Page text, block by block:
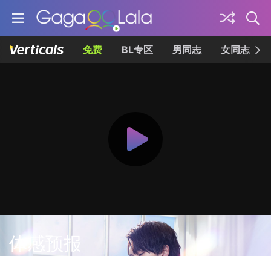
免费 BL专区 男同志 女同志
体感预报